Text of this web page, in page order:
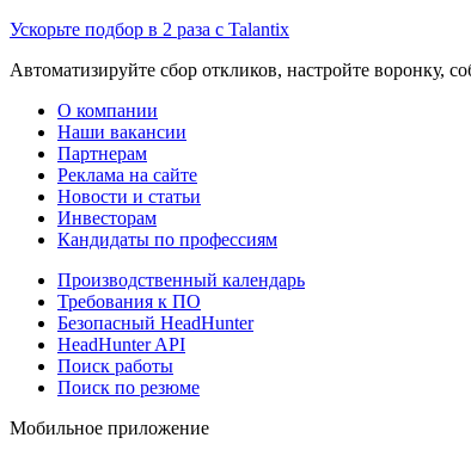
Ускорьте подбор в 2 раза с Talantix
Автоматизируйте сбор откликов, настройте воронку,
О компании
Наши вакансии
Партнерам
Реклама на сайте
Новости и статьи
Инвесторам
Кандидаты по профессиям
Производственный календарь
Требования к ПО
Безопасный HeadHunter
HeadHunter API
Поиск работы
Поиск по резюме
Мобильное приложение